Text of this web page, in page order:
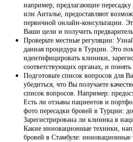
например, предлагающие
или Анталье, предоставляют
первичной онлайн-консультации.
Ваши цели и получить
Проверьте местные регуляции:
данная процедура в Турции. Это
идентифицировать клиники,
соответствующих органах, и
Подготовьте список вопросов для
убедиться, что Вы получаете
список вопросов. Например:
Есть ли отзывы пациентов и
фото пересадки бровей в Турции:
Зарегистрирована ли клиника в
Какие инновационные техники,
бровей в Стамбуле: инновационные